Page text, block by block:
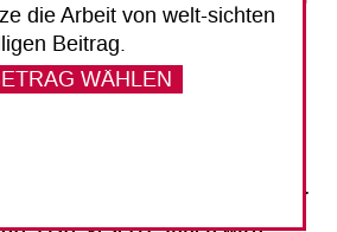
darunter Misereor und Brot für
die Arbeit von welt-sichten
Beitrag.
WÄHLEN